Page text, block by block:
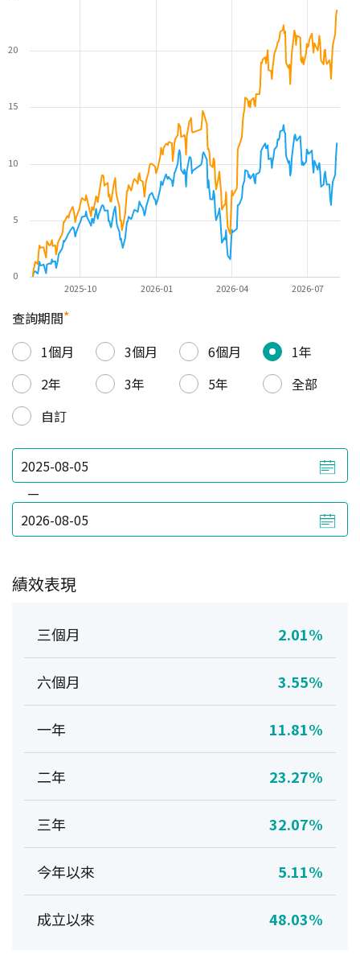
2025-10 2026-01 2026-04 2026-07
0
5
10
15
20
查詢期間*
1個月
3個月 6個月
1年
2年
3年 5年
全部
自訂
—
績效表現
三個月 2.01%
六個月 3.55%
一年 11.81%
二年 23.27%
三年 32.07%
今年以來 5.11%
成立以來 48.03%